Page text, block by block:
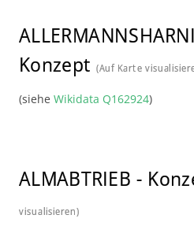
Konzept (Auf Karte
(siehe Wikidata Q162924)
ALMABTRIEB -
visualisieren)